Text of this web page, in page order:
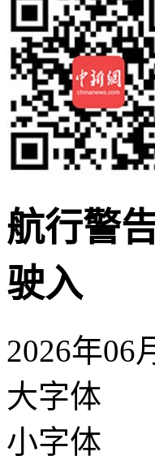
航行警
驶入
2026年
大字体
小字体